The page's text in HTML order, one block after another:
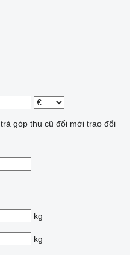
trả góp thu cũ đổi mới trao đổi
kg
kg